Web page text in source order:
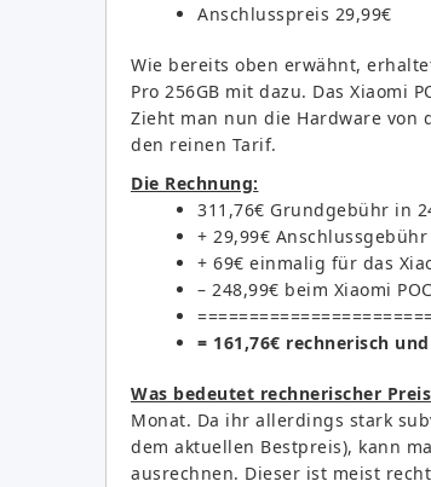
Anschlusspreis 29,99€
Wie bereits oben erwähnt,
Pro 256GB mit dazu. Das Xiaomi
Zieht man nun die Hardware von
den reinen Tarif.
Die Rechnung:
311,76€ Grundgebühr in
+ 29,99€ Anschlussgebühr
+ 69€ einmalig für das
– 248,99€ beim Xiaomi
= 161,76€ rechnerisch
Was bedeutet rechnerischer
Monat. Da ihr allerdings stark
dem aktuellen Bestpreis), kann
ausrechnen. Dieser ist meist